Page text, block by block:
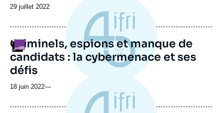
Date
publication
29 juillet 2022
Logo
Criminels, espions et manque de
candidats : la cybermenace et ses
défis
18 juin 2022—